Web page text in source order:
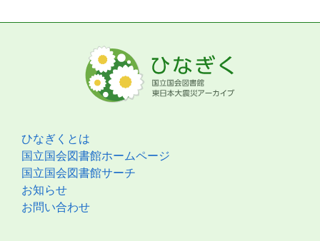
ひなぎくとは
国立国会図書館ホームページ
国立国会図書館サーチ
お知らせ
お問い合わせ